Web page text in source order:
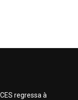
regressa à